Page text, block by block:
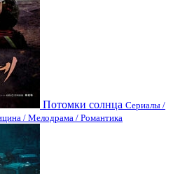
Потомки солнца Сериалы /
/ Мелодрама / Романтика